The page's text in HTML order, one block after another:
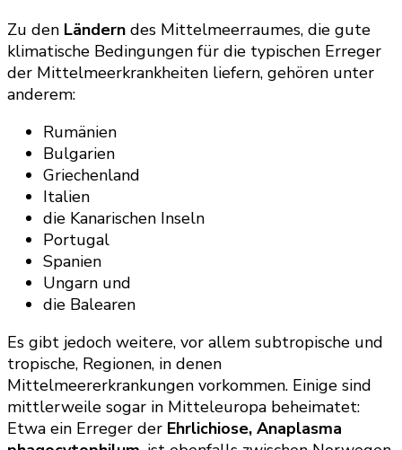
Zu den Ländern des Mittelmeerraumes, die gute
klimatische Bedingungen für die typischen Erreger
der Mittelmeerkrankheiten liefern, gehören unter
anderem:
Rumänien
Bulgarien
Griechenland
Italien
die Kanarischen Inseln
Portugal
Spanien
Ungarn und
die Balearen
Es gibt jedoch weitere, vor allem subtropische und
tropische, Regionen, in denen
Mittelmeererkrankungen vorkommen. Einige sind
mittlerweile sogar in Mitteleuropa beheimatet:
Etwa ein Erreger der Ehrlichiose, Anaplasma